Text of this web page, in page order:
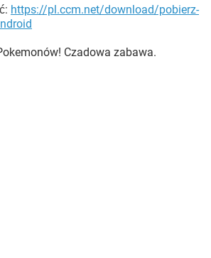
https://pl.ccm.net/download/pobierz-
Czadowa zabawa.